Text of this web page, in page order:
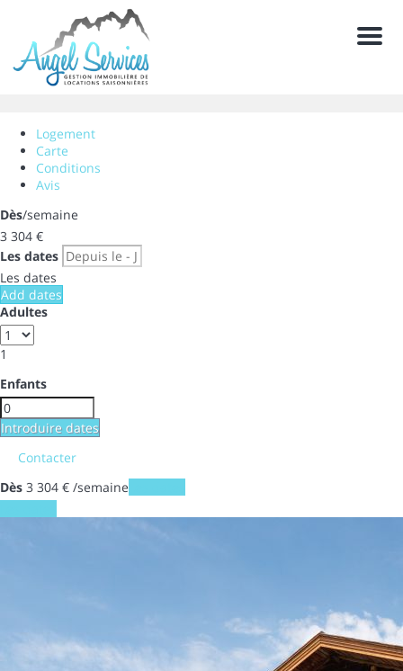
Menu
Logement
Carte
Conditions
Avis
Dès/semaine
3 304 €
Les dates
Les dates
Add dates
Adultes
1
Enfants
Introduire dates
Contacter
Dès 3 304 € /semaine